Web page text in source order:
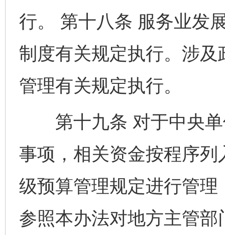
行。 第十八条 服务业发
制度有关规定执行。涉
管理有关规定执行。
第十九条 对于中央单
事项，相关资金按程序
级预算管理规定进行管
参照本办法对地方主管